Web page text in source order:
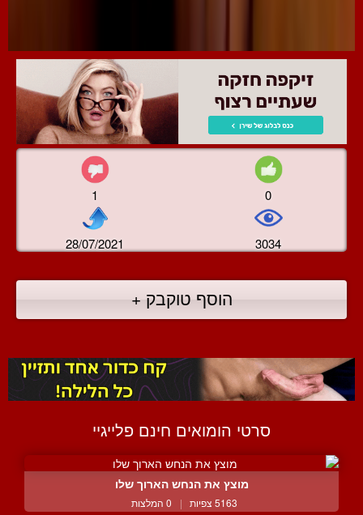
1 0
28/07/2021 3034
הוסף טוקבק +
סרטי הומואים חינם פלייגיי
מוצץ את הנחש הארוך שלו
5163 צפיות | 0 המלצות